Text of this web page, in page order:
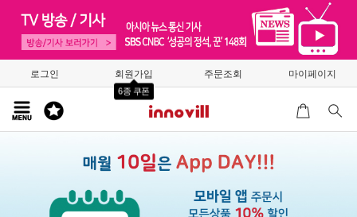
로그인 회원가입
6종 쿠폰
주문조회 마이페이지